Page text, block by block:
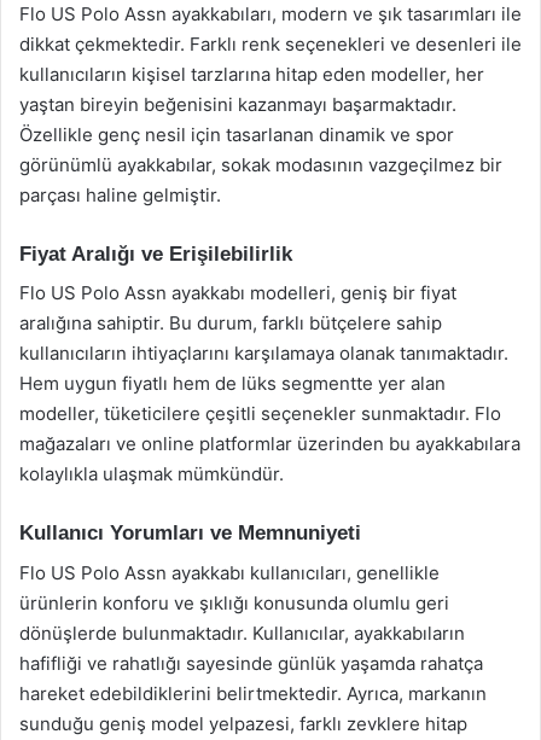
Flo US Polo Assn ayakkabıları, modern ve şık tasarımları ile
dikkat çekmektedir. Farklı renk seçenekleri ve desenleri ile
kullanıcıların kişisel tarzlarına hitap eden modeller, her
yaştan bireyin beğenisini kazanmayı başarmaktadır.
Özellikle genç nesil için tasarlanan dinamik ve spor
görünümlü ayakkabılar, sokak modasının vazgeçilmez bir
parçası haline gelmiştir.
Fiyat Aralığı ve Erişilebilirlik
Flo US Polo Assn ayakkabı modelleri, geniş bir fiyat
aralığına sahiptir. Bu durum, farklı bütçelere sahip
kullanıcıların ihtiyaçlarını karşılamaya olanak tanımaktadır.
Hem uygun fiyatlı hem de lüks segmentte yer alan
modeller, tüketicilere çeşitli seçenekler sunmaktadır. Flo
mağazaları ve online platformlar üzerinden bu ayakkabılara
kolaylıkla ulaşmak mümkündür.
Kullanıcı Yorumları ve Memnuniyeti
Flo US Polo Assn ayakkabı kullanıcıları, genellikle
ürünlerin konforu ve şıklığı konusunda olumlu geri
dönüşlerde bulunmaktadır. Kullanıcılar, ayakkabıların
hafifliği ve rahatlığı sayesinde günlük yaşamda rahatça
hareket edebildiklerini belirtmektedir. Ayrıca, markanın
sunduğu geniş model yelpazesi, farklı zevklere hitap